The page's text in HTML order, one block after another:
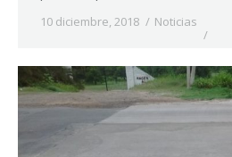
10 diciembre, 2018 Noticias